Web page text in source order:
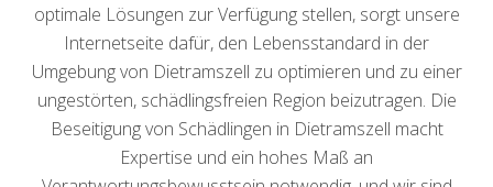
optimale Lösungen zur Verfügung stellen, sorgt unsere
Internetseite dafür, den Lebensstandard in der
Umgebung von Dietramszell zu optimieren und zu einer
ungestörten, schädlingsfreien Region beizutragen. Die
Beseitigung von Schädlingen in Dietramszell macht
Expertise und ein hohes Maß an